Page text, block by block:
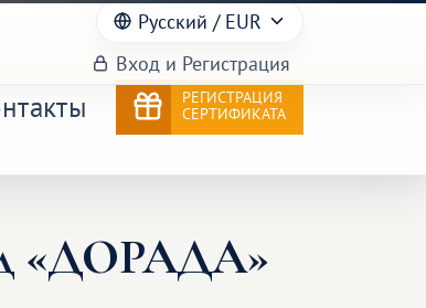
Русский / EUR
Вход и Регистрация
РЕГИСТРАЦИЯ
СЕРТИФИКАТА
«ДОРАДА»